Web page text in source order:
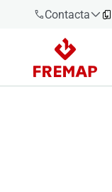
Contacta
900 61 00
61